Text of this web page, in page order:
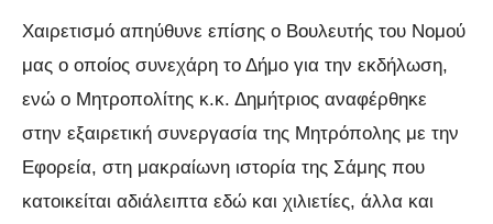
Χαιρετισμό απηύθυνε επίσης ο Βουλευτής του Νομού
μας ο οποίος συνεχάρη το Δήμο για την εκδήλωση,
ενώ ο Μητροπολίτης κ.κ. Δημήτριος αναφέρθηκε
στην εξαιρετική συνεργασία της Μητρόπολης με την
Εφορεία, στη μακραίωνη ιστορία της Σάμης που
κατοικείται αδιάλειπτα εδώ και χιλιετίες, άλλα και